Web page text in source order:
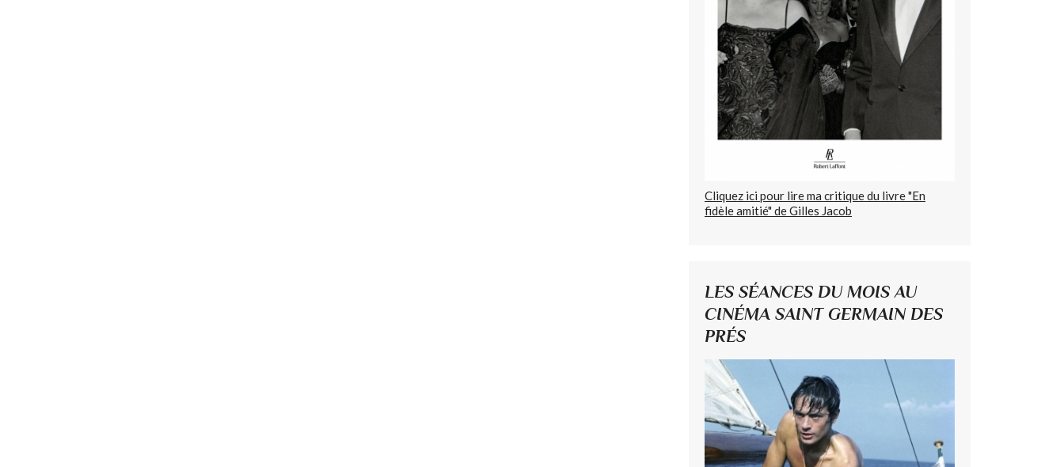
Cliquez ici pour lire ma critique du livre "En
fidèle amitié" de Gilles Jacob
LES SÉANCES DU MOIS AU
CINÉMA SAINT GERMAIN DES
PRÉS